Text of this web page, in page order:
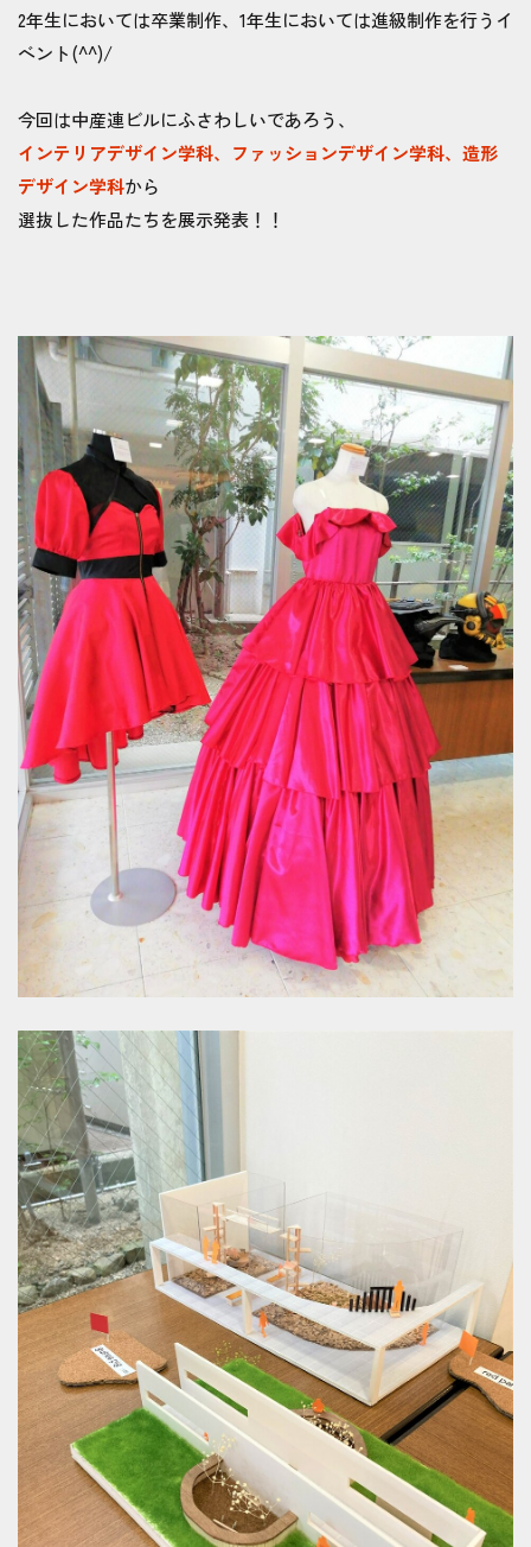
2年生においては卒業制作、1年生においては進級制作を行うイ
ベント(^^)/
今回は中産連ビルにふさわしいであろう、
インテリアデザイン学科、ファッションデザイン学科、造形
デザイン学科から
選抜した作品たちを展示発表！！